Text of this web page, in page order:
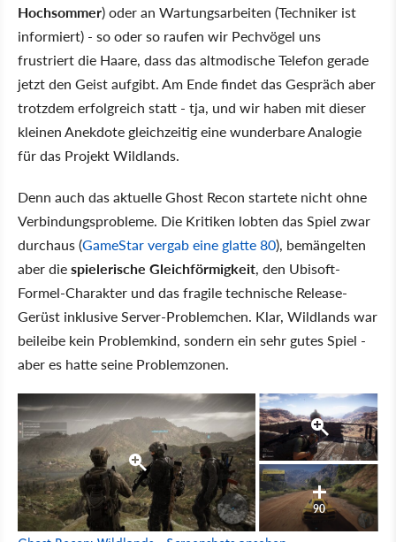
Hochsommer) oder an Wartungsarbeiten (Techniker ist
informiert) - so oder so raufen wir Pechvögel uns
frustriert die Haare, dass das altmodische Telefon gerade
jetzt den Geist aufgibt. Am Ende findet das Gespräch aber
trotzdem erfolgreich statt - tja, und wir haben mit dieser
kleinen Anekdote gleichzeitig eine wunderbare Analogie
für das Projekt Wildlands.
Denn auch das aktuelle Ghost Recon startete nicht ohne
Verbindungsprobleme. Die Kritiken lobten das Spiel zwar
durchaus (GameStar vergab eine glatte 80), bemängelten
aber diespielerische Gleichförmigkeit, den Ubisoft-
Formel-Charakter und das fragile technische Release-
Gerüst inklusive Server-Problemchen. Klar, Wildlands war
beileibe kein Problemkind, sondern ein sehr gutes Spiel -
aber es hatte seine Problemzonen.
90